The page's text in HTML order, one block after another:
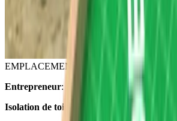
EMPLACEMENT
Entrepreneur: Dobbelaere Vastgoed
Isolation de toiture
: Unidek Aero Confort 4.5